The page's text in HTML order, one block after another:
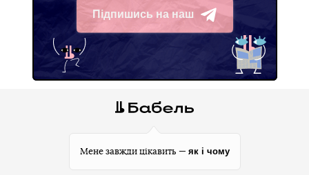
Підпишись на наш
Telegram
Мене завжди цікавить — як і чому